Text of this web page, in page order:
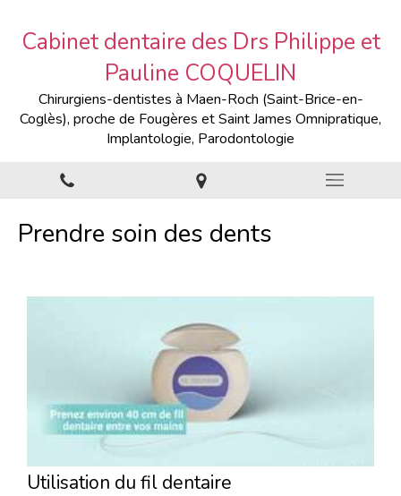
Cabinet dentaire des Drs Philippe et
Pauline COQUELIN
Chirurgiens-dentistes à Maen-Roch (Saint-Brice-en-
Coglès), proche de Fougères et Saint James Omnipratique,
Implantologie, Parodontologie
Prendre soin des dents
Utilisation du fil dentaire